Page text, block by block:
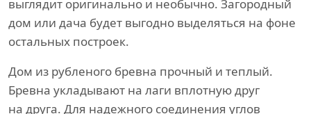
выглядит оригинально и необычно. Загородный
дом или дача будет выгодно выделяться на фоне
остальных построек.
Дом из рубленого бревна прочный и теплый.
Бревна укладывают на лаги вплотную друг
на друга. Для надежного соединения углов